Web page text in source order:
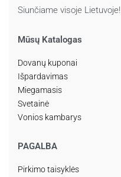
Siunčiame visoje Lietuvoje!
Mūsų Katalogas
Dovanų kuponai
Išpardavimas
Miegamasis
Svetainė
Vonios kambarys
PAGALBA
Pirkimo taisyklės